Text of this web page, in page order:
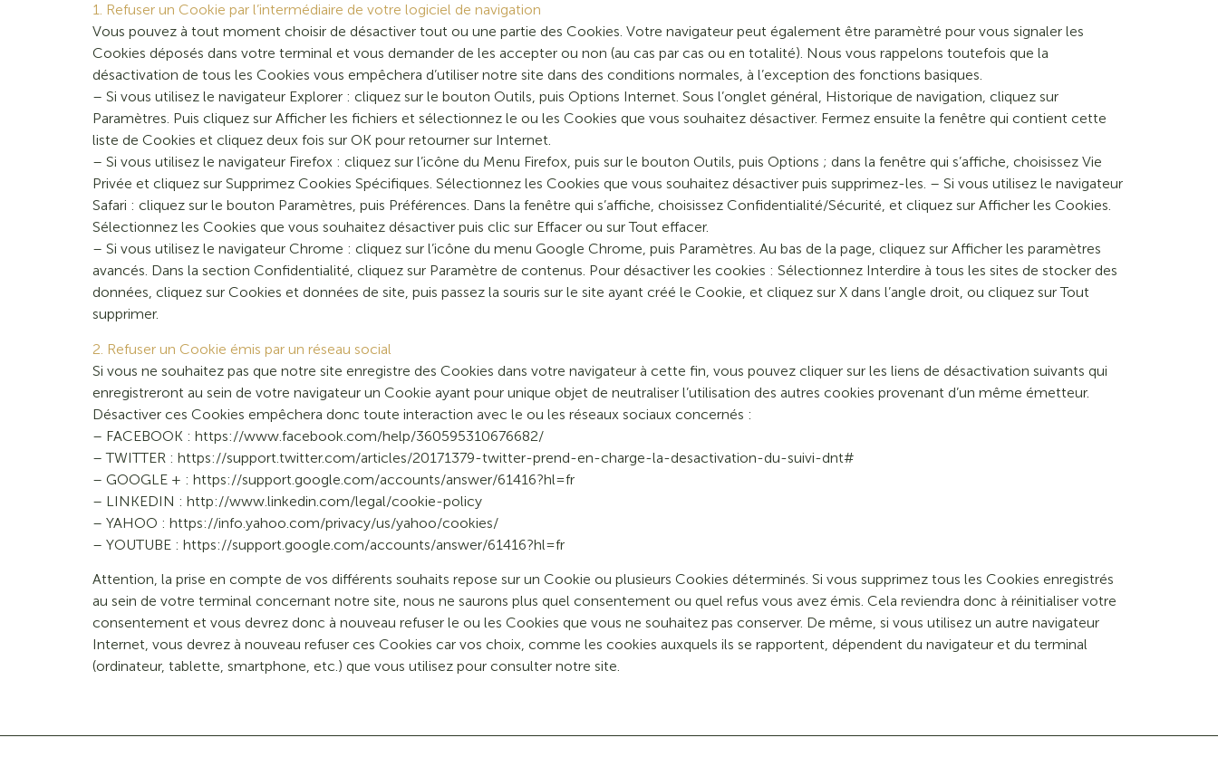
1. Refuser un Cookie par l’intermédiaire de votre logiciel de navigation
Vous pouvez à tout moment choisir de désactiver tout ou une partie des Cookies. Votre navigateur peut également être paramètré pour vous signaler les
Cookies déposés dans votre terminal et vous demander de les accepter ou non (au cas par cas ou en totalité). Nous vous rappelons toutefois que la
désactivation de tous les Cookies vous empêchera d’utiliser notre site dans des conditions normales, à l’exception des fonctions basiques.
– Si vous utilisez le navigateur Explorer : cliquez sur le bouton Outils, puis Options Internet. Sous l’onglet général, Historique de navigation, cliquez sur
Paramètres. Puis cliquez sur Afficher les fichiers et sélectionnez le ou les Cookies que vous souhaitez désactiver. Fermez ensuite la fenêtre qui contient cette
liste de Cookies et cliquez deux fois sur OK pour retourner sur Internet.
– Si vous utilisez le navigateur Firefox : cliquez sur l’icône du Menu Firefox, puis sur le bouton Outils, puis Options ; dans la fenêtre qui s’affiche, choisissez Vie
Privée et cliquez sur Supprimez Cookies Spécifiques. Sélectionnez les Cookies que vous souhaitez désactiver puis supprimez-les. – Si vous utilisez le navigateur
Safari : cliquez sur le bouton Paramètres, puis Préférences. Dans la fenêtre qui s’affiche, choisissez Confidentialité/Sécurité, et cliquez sur Afficher les Cookies.
Sélectionnez les Cookies que vous souhaitez désactiver puis clic sur Effacer ou sur Tout effacer.
– Si vous utilisez le navigateur Chrome : cliquez sur l’icône du menu Google Chrome, puis Paramètres. Au bas de la page, cliquez sur Afficher les paramètres
avancés. Dans la section Confidentialité, cliquez sur Paramètre de contenus. Pour désactiver les cookies : Sélectionnez Interdire à tous les sites de stocker des
données, cliquez sur Cookies et données de site, puis passez la souris sur le site ayant créé le Cookie, et cliquez sur X dans l’angle droit, ou cliquez sur Tout
supprimer.
2. Refuser un Cookie émis par un réseau social
Si vous ne souhaitez pas que notre site enregistre des Cookies dans votre navigateur à cette fin, vous pouvez cliquer sur les liens de désactivation suivants qui
enregistreront au sein de votre navigateur un Cookie ayant pour unique objet de neutraliser l’utilisation des autres cookies provenant d’un même émetteur.
Désactiver ces Cookies empêchera donc toute interaction avec le ou les réseaux sociaux concernés :
– FACEBOOK : https://www.facebook.com/help/360595310676682/
– TWITTER : https://support.twitter.com/articles/20171379-twitter-prend-en-charge-la-desactivation-du-suivi-dnt#
– GOOGLE + : https://support.google.com/accounts/answer/61416?hl=fr
– LINKEDIN : http://www.linkedin.com/legal/cookie-policy
– YAHOO : https://info.yahoo.com/privacy/us/yahoo/cookies/
– YOUTUBE : https://support.google.com/accounts/answer/61416?hl=fr
Attention, la prise en compte de vos différents souhaits repose sur un Cookie ou plusieurs Cookies déterminés. Si vous supprimez tous les Cookies enregistrés
au sein de votre terminal concernant notre site, nous ne saurons plus quel consentement ou quel refus vous avez émis. Cela reviendra donc à réinitialiser votre
consentement et vous devrez donc à nouveau refuser le ou les Cookies que vous ne souhaitez pas conserver. De même, si vous utilisez un autre navigateur
Internet, vous devrez à nouveau refuser ces Cookies car vos choix, comme les cookies auxquels ils se rapportent, dépendent du navigateur et du terminal
(ordinateur, tablette, smartphone, etc.) que vous utilisez pour consulter notre site.